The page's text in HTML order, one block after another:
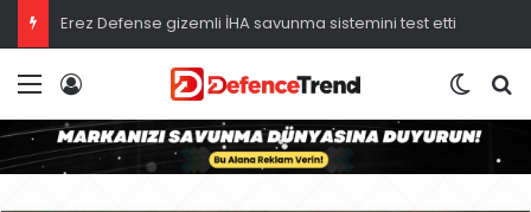
Erez Defense gizemli İHA savunma sistemini test etti
Menü Dış